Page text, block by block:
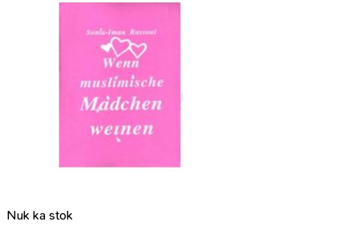
Nuk ka stok